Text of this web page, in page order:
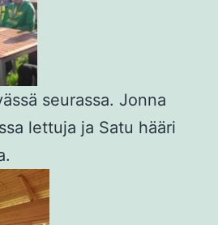
seurassa. Jonna
lettuja ja Satu hääri